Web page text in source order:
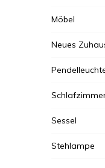
Möbel
Neues
Sessel
Stehlampe